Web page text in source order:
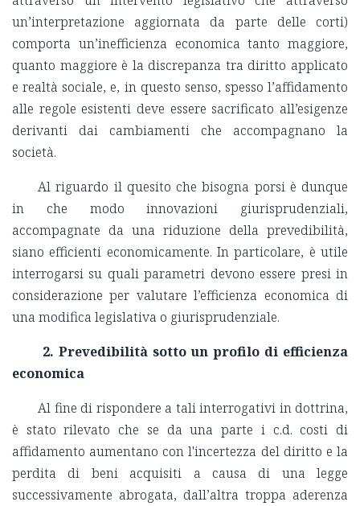
un’interpretazione aggiornata da parte delle corti)
comporta un’inefficienza economica tanto maggiore,
quanto maggiore è la discrepanza tra diritto applicato
e realtà sociale, e, in questo senso, spesso l’affidamento
alle regole esistenti deve essere sacrificato all’esigenze
derivanti dai cambiamenti che accompagnano la
società.
Al riguardo il quesito che bisogna porsi è dunque
in che modo innovazioni giurisprudenziali,
accompagnate da una riduzione della prevedibilità,
siano efficienti economicamente. In particolare, è utile
interrogarsi su quali parametri devono essere presi in
considerazione per valutare l’efficienza economica di
una modifica legislativa o giurisprudenziale.
2. Prevedibilità sotto un profilo di efficienza
economica
Al fine di rispondere a tali interrogativi in dottrina,
è stato rilevato che se da una parte i c.d. costi di
affidamento aumentano con l'incertezza del diritto e la
perdita di beni acquisiti a causa di una legge
successivamente abrogata, dall’altra troppa aderenza